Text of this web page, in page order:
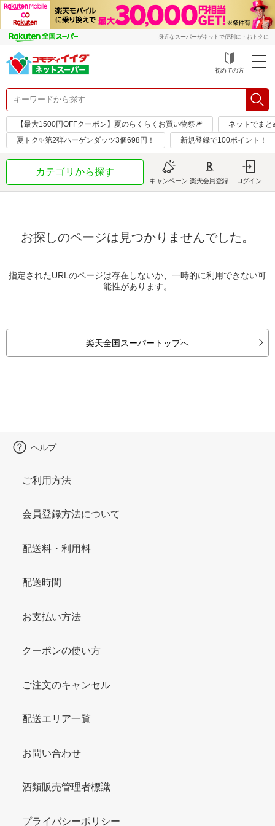
身近なスーパーがネットで便利に・おトクに
初めての方
【最大1500円OFFクーポン】夏のらくらくお買い物祭🎆
ネットでまと
夏トク✨第2弾ハーゲンダッツ3個698円！
新規登録で100ポイント！
カテゴリから探す
キャンペーン 楽天会員登録 ログイン
お探しのページは見つかりませんでした。
指定されたURLのページは存在しないか、一時的に利用できない可
能性があります。
楽天全国スーパートップへ
ヘルプ
ご利用方法
会員登録方法について
配送料・利用料
配送時間
お支払い方法
クーポンの使い方
ご注文のキャンセル
配送エリア一覧
お問い合わせ
酒類販売管理者標識
プライバシーポリシー